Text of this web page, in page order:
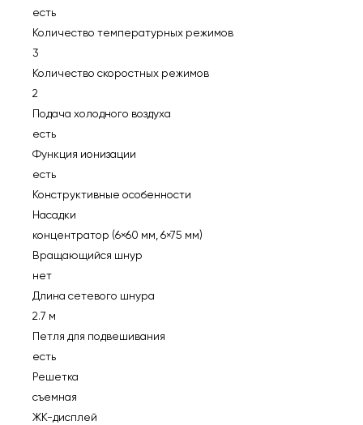
есть
Количество температурных режимов
3
Количество скоростных режимов
2
Подача холодного воздуха
есть
Функция ионизации
есть
Конструктивные особенности
Насадки
концентратор (6×60 мм, 6×75 мм)
Вращающийся шнур
нет
Длина сетевого шнура
2.7 м
Петля для подвешивания
есть
Решетка
съемная
ЖК-дисплей